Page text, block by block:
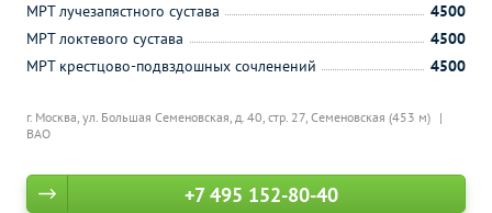
г. Москва, ул. Большая Семеновская, д. 40, стр. 27, Семеновская (453 м)
ВАО
МРТ лучезапястного сустава
4500
МРТ локтевого сустава
4500
МРТ крестцово-подвздошных сочленений
4500
+7 495 152-80-40